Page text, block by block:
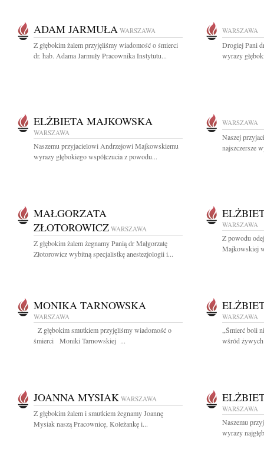
ADAM JARMUŁA WARSZAWA
Z głębokim żalem przyjęliśmy wiadomość o śmierci
dr. hab. Adama Jarmuły Pracownika Instytutu...
WARSZAWA
Drogiej Pani
wyrazy
ELŻBIETA MAJKOWSKA
WARSZAWA
Naszemu przyjacielowi Andrzejowi Majkowskiemu
wyrazy głębokiego współczucia z powodu...
WARSZAWA
Naszej
najszczersze
MAŁGORZATA
ZŁOTOROWICZ WARSZAWA
Z głębokim żalem żegnamy Panią dr Małgorzatę
Złotorowicz wybitną specjalistkę anestezjologii i...
WARSZAWA
Z powodu
Majkowskiej
MONIKA TARNOWSKA
WARSZAWA
Z głębokim smutkiem przyjęliśmy wiadomość o
śmierci Moniki Tarnowskiej ...
WARSZAWA
,,Śmierć boli
wśród żywych
JOANNA MYSIAK WARSZAWA
Z głębokim żalem i smutkiem żegnamy Joannę
Mysiak naszą Pracownicę, Koleżankę i...
WARSZAWA
Naszemu
wyrazy